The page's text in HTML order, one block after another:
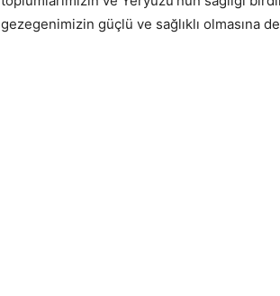
gezegenimizin güçlü ve sağlıklı olmasına